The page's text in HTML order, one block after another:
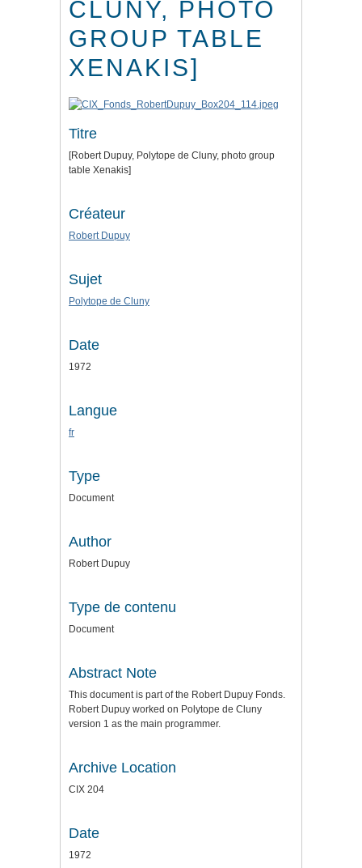
CLUNY, PHOTO
GROUP TABLE
XENAKIS]
Titre
[Robert Dupuy, Polytope de Cluny, photo group
table Xenakis]
Créateur
Robert Dupuy
Sujet
Polytope de Cluny
Date
1972
Langue
fr
Type
Document
Author
Robert Dupuy
Type de contenu
Document
Abstract Note
This document is part of the Robert Dupuy Fonds.
Robert Dupuy worked on Polytope de Cluny
version 1 as the main programmer.
Archive Location
CIX 204
Date
1972